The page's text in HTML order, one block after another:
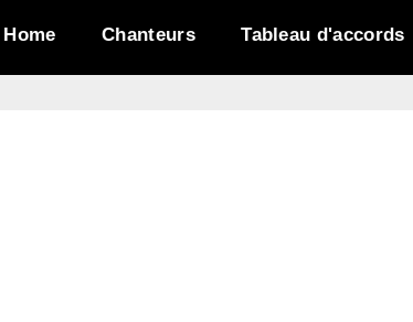
Home Chanteurs Tableau d'accords